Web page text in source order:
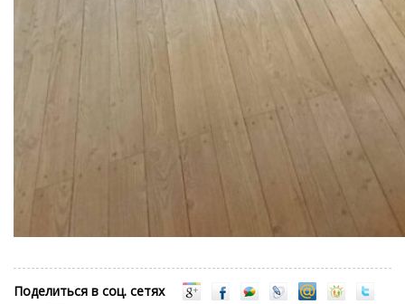
Поделиться в соц. сетях